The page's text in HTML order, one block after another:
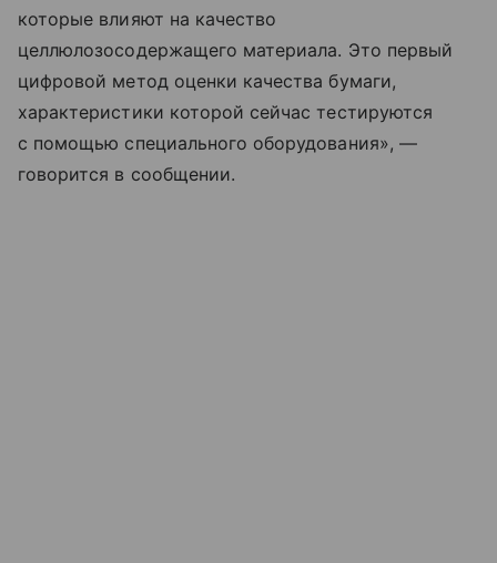
которые влияют на качество
целлюлозосодержащего материала. Это первый
цифровой метод оценки качества бумаги,
характеристики которой сейчас тестируются
с помощью специального оборудования», —
говорится в сообщении.